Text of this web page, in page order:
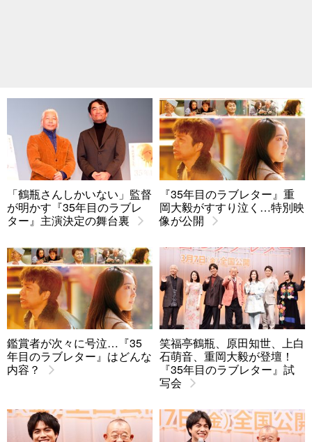
「鶴瓶さんしかいない」監督
が明かす『35年目のラブレ
ター』主演決定の舞台裏
『35年目のラブレター』重
岡大毅がすすり泣く…特別映
像が公開
鑑賞者が次々に号泣…『35
年目のラブレター』はどんな
内容？
笑福亭鶴瓶、原田知世、上白
石萌音、重岡大毅が登壇！
『35年目のラブレター』試
写会